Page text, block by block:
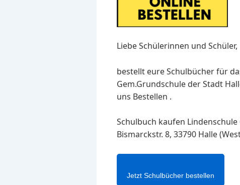
Liebe Schülerinnen und Schüler,
bestellt eure Schulbücher für
Gem.Grundschule der Stadt
uns Bestellen .
Schulbuch kaufen
Bismarckstr. 8, 33790 Halle
Jetzt Schulbücher bestellen